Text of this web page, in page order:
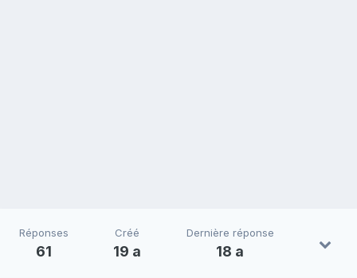
Réponses
61
Créé
19 a
Dernière réponse
18 a